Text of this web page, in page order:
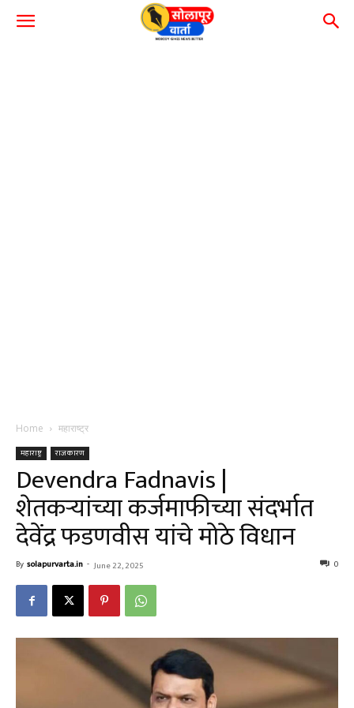
Home महाराष्ट्र
महाराष्ट्र राजकारण
Devendra Fadnavis |
शेतकऱ्यांच्या कर्जमाफीच्या संदर्भात
देवेंद्र फडणवीस यांचे मोठे विधान
By solapurvarta.in - June 22, 2025 0